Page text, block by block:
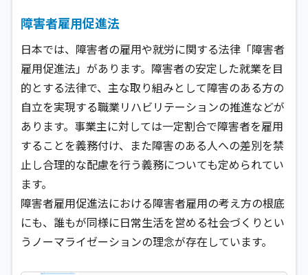
障害者雇用促進法
日本では、障害者の雇用や就労に関する法律「障害者
雇用促進法」があります。障害者の安定した就業を目
的とする法律で、主な取り組みとして障害のある方の
自立を実現する職業リハビリテーションの推進などが
あります。事業主に対しては一定割合で障害者を雇用
することを義務付け、また障害のある人への差別を禁
止し合理的な配慮を行う義務についても定められてい
ます。
障害者雇用促進法における障害者雇用の考え方の根底
にも、誰もが同様に日常生活を営める社会づくりとい
うノーマライゼーションの理念が存在しています。